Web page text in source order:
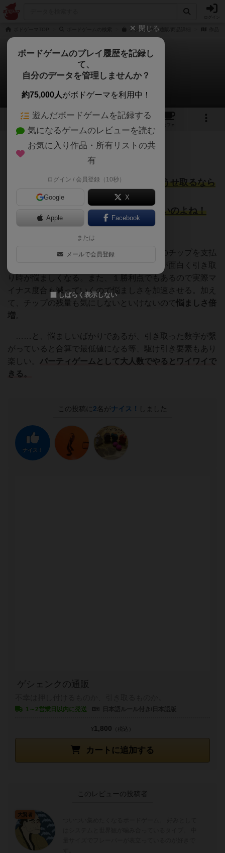
ゲシェンクの通販/商品詳細
ゲシェンク
ビッチュウさんのレビュー
12 6 40
カフェ
242名 2名 0 5年以上前
数字は可能な限り取りたくないが、どうせ取るなら
チップと共に。
でも、みんなそうだから頃合いが難しいのよね！
数字を引き取りたくない場合は、手持ちのチップを支払
うが、これがそのカードに貯まっていくのが面白く引き取
り時が悩ましくなる。また、１勝利点でもあるので実際マ
イナス度合も減っていくので悩ましさを加速させる。加え
て、チップの残量も気にしないといけないので悩ましさ倍
増
……と、悩ましいばかりであるが、引き取った数字が繋
がっていると合算で最低値になる等、駆け引き要素もあり
楽しい。 パーティゲームとして大人数でやるとワイワイで
きる。
この投稿に 2名がナイス！ しました
ナイス！
ゲシェンクの通販
1～2営業日以内に発送
カートに追加する
¥1,800 （税込）
このレビューの投稿者
大賢者
閉じる
ボードゲームのプレイ履歴を記録し
て、
自分のデータを管理しませんか？
約75,000人がボドゲーマを利用中！
遊んだボードゲームを記録する
気になるゲームのレビューを読む
お気に入り作品・所有リストの共
有
ログイン / 会員登録（10秒）
Google X
Apple Facebook
または
メールで会員登録
しばらく表示しない